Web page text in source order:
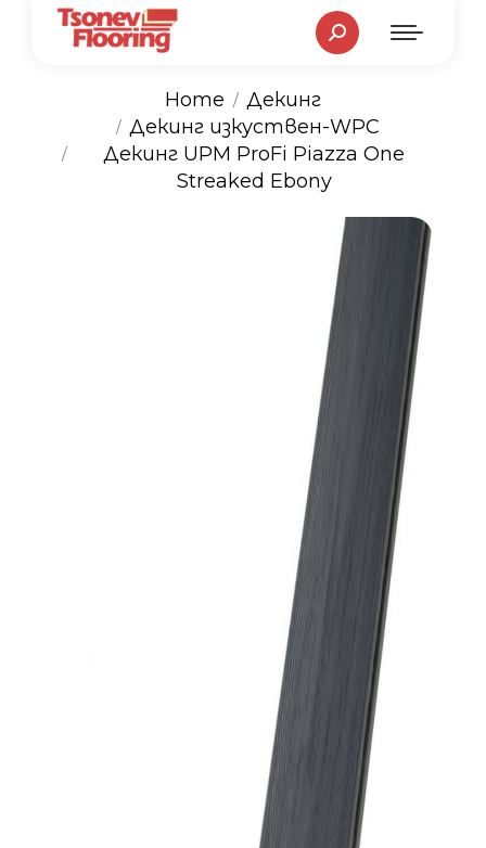
Search:
You are here:
Home
Декинг
Декинг изкуствен-WPC
Декинг UPM ProFi Piazza One
Streaked Ebony